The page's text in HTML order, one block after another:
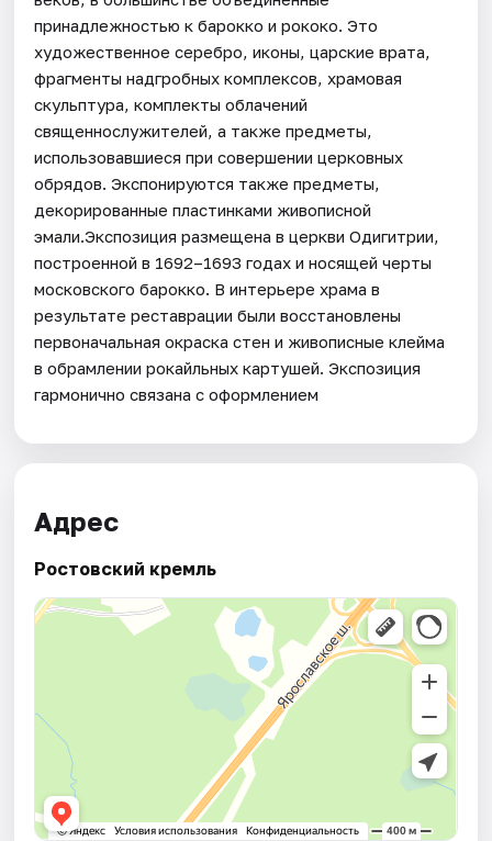
принадлежностью к барокко и рококо. Это
художественное серебро, иконы, царские врата,
фрагменты надгробных комплексов, храмовая
скульптура, комплекты облачений
священнослужителей, а также предметы,
использовавшиеся при совершении церковных
обрядов. Экспонируются также предметы,
декорированные пластинками живописной
эмали.Экспозиция размещена в церкви Одигитрии,
построенной в 1692–1693 годах и носящей черты
московского барокко. В интерьере храма в
результате реставрации были восстановлены
первоначальная окраска стен и живописные клейма
в обрамлении рокайльных картушей. Экспозиция
гармонично связана с оформлением
Адрес
Ростовский кремль